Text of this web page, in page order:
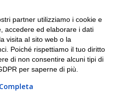
pacchi nelle
italiane
Bologna|Firenze| Genova
|Varese
partner utilizziamo i cookie e
accedere ed elaborare i dati
visita al sito web o la
Poiché rispettiamo il tuo diritto
di non consentire alcuni tipi di
per saperne di più.